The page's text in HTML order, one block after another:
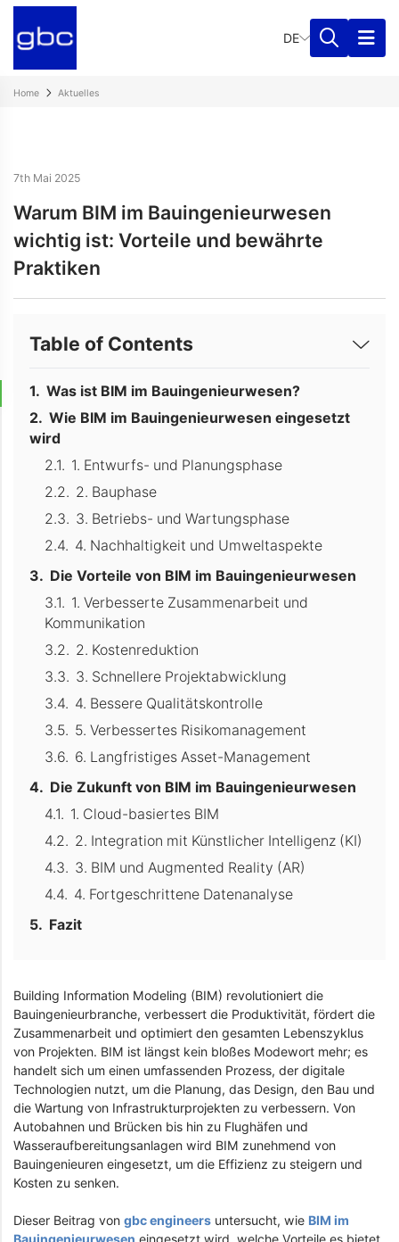
DE
Home Aktuelles
7th Mai 2025
Warum BIM im Bauingenieurwesen
wichtig ist: Vorteile und bewährte
Praktiken
Table of Contents
Was ist BIM im Bauingenieurwesen?
Wie BIM im Bauingenieurwesen eingesetzt
wird
1. Entwurfs- und Planungsphase
2. Bauphase
3. Betriebs- und Wartungsphase
4. Nachhaltigkeit und Umweltaspekte
Die Vorteile von BIM im Bauingenieurwesen
1. Verbesserte Zusammenarbeit und
Kommunikation
2. Kostenreduktion
3. Schnellere Projektabwicklung
4. Bessere Qualitätskontrolle
5. Verbessertes Risikomanagement
6. Langfristiges Asset-Management
Die Zukunft von BIM im Bauingenieurwesen
1. Cloud-basiertes BIM
2. Integration mit Künstlicher Intelligenz (KI)
3. BIM und Augmented Reality (AR)
4. Fortgeschrittene Datenanalyse
Fazit
Building Information Modeling (BIM) revolutioniert die
Bauingenieurbranche, verbessert die Produktivität, fördert die
Zusammenarbeit und optimiert den gesamten Lebenszyklus
von Projekten. BIM ist längst kein bloßes Modewort mehr; es
handelt sich um einen umfassenden Prozess, der digitale
Technologien nutzt, um die Planung, das Design, den Bau und
die Wartung von Infrastrukturprojekten zu verbessern. Von
Autobahnen und Brücken bis hin zu Flughäfen und
Wasseraufbereitungsanlagen wird BIM zunehmend von
Bauingenieuren eingesetzt, um die Effizienz zu steigern und
Kosten zu senken.
Dieser Beitrag von gbc engineers untersucht, wie BIM im
Bauingenieurwesen eingesetzt wird, welche Vorteile es bietet